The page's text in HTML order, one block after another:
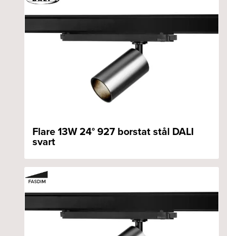
Flare 13W 24° 927 borstat stål DALI
svart